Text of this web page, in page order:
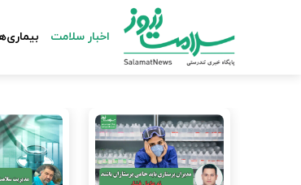
اخبار سلامت